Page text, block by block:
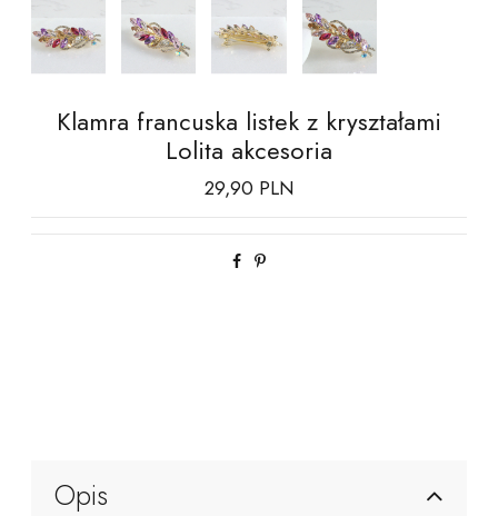
Klamra francuska listek z kryształami
Lolita akcesoria
29,90 PLN
Opis